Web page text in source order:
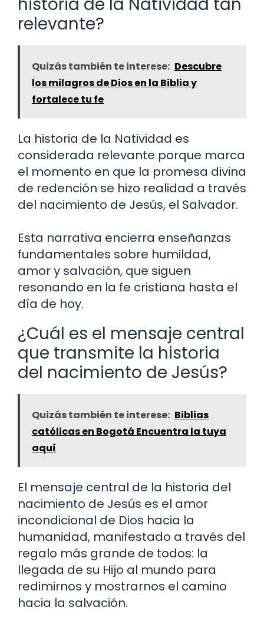
relevante?
Quizás también te interese: Descubre
los milagros de Dios en la Biblia y
fortalece tu fe
La historia de la Natividad es
considerada relevante porque marca
el momento en que la promesa divina
de redención se hizo realidad a través
del nacimiento de Jesús, el Salvador.
Esta narrativa encierra enseñanzas
fundamentales sobre humildad,
amor y salvación, que siguen
resonando en la fe cristiana hasta el
día de hoy.
¿Cuál es el mensaje central
que transmite la historia
del nacimiento de Jesús?
Quizás también te interese: Biblias
católicas en Bogotá Encuentra la tuya
aquí
El mensaje central de la historia del
nacimiento de Jesús es el amor
incondicional de Dios hacia la
humanidad, manifestado a través del
regalo más grande de todos: la
llegada de su Hijo al mundo para
redimirnos y mostrarnos el camino
hacia la salvación.